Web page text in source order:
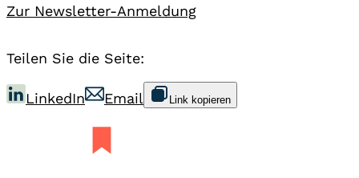
Zur Newsletter-Anmeldung
Teilen Sie die Seite:
LinkedIn Email Link kopieren